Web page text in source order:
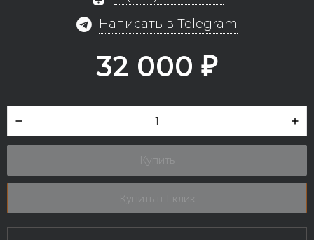
Написать в Telegram
32 000 ₽
Купить
Купить в 1 клик